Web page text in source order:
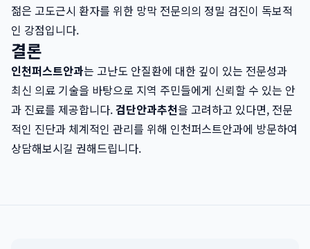
젊은 고도근시 환자를 위한 망막 전문의의 정밀 검진이 독보적
인 강점입니다.
결론
인천퍼스트안과는 고난도 안질환에 대한 깊이 있는 전문성과
최신 의료 기술을 바탕으로 지역 주민들에게 신뢰할 수 있는 안
과 진료를 제공합니다.검단안과추천을 고려하고 있다면, 전문
적인 진단과 체계적인 관리를 위해 인천퍼스트안과에 방문하여
상담해보시길 권해드립니다.